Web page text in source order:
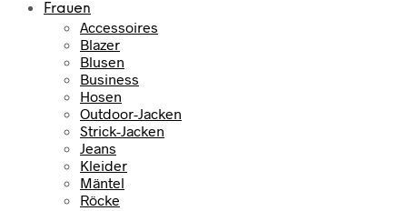
Frauen
Accessoires
Blazer
Blusen
Business
Hosen
Outdoor-Jacken
Strick-Jacken
Jeans
Kleider
Mäntel
Röcke